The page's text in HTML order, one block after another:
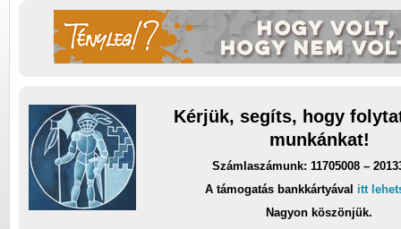
Kérjük, segíts, hogy
munkánkat!
Számlaszámunk: 11705008 –
A támogatás bankkártyával itt
Nagyon köszönjük.